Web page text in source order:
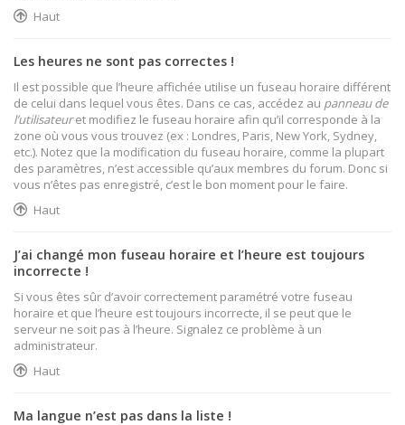
Haut
Les heures ne sont pas correctes !
Il est possible que l’heure affichée utilise un fuseau horaire différent
de celui dans lequel vous êtes. Dans ce cas, accédez au panneau de
l’utilisateuret modifiez le fuseau horaire afin qu’il corresponde à la
zone où vous vous trouvez (ex : Londres, Paris, New York, Sydney,
etc.). Notez que la modification du fuseau horaire, comme la plupart
des paramètres, n’est accessible qu’aux membres du forum. Donc si
vous n’êtes pas enregistré, c’est le bon moment pour le faire.
Haut
J’ai changé mon fuseau horaire et l’heure est toujours
incorrecte !
Si vous êtes sûr d’avoir correctement paramétré votre fuseau
horaire et que l’heure est toujours incorrecte, il se peut que le
serveur ne soit pas à l’heure. Signalez ce problème à un
administrateur.
Haut
Ma langue n’est pas dans la liste !